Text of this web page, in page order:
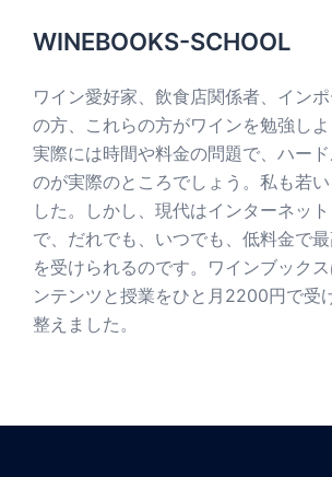
WINEBOOKS-SCHOOL
ワイン愛好家、飲食店関係者、イン
の方、これらの方がワインを勉強しよ
実際には時間や料金の問題で、ハー
のが実際のところでしょう。私も若
した。しかし、現代はインターネッ
で、だれでも、いつでも、低料金で
を受けられるのです。ワインブック
ンテンツと授業をひと月2200円で受
整えました。